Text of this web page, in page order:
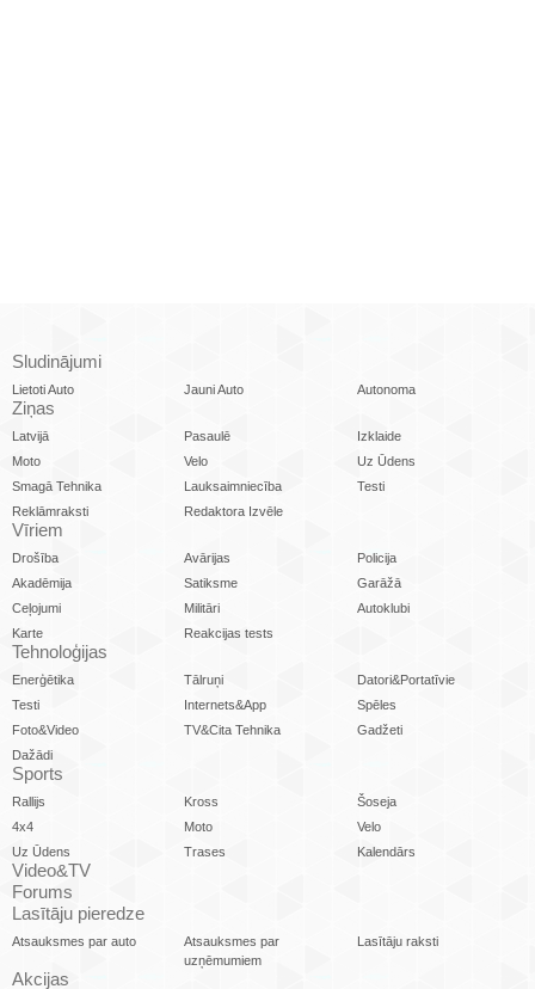
Sludinājumi
Lietoti Auto Jauni Auto Autonoma
Ziņas
Latvijā Pasaulē
Izklaide
Moto
Velo
Uz Ūdens
Smagā Tehnika
Lauksaimniecība
Testi
Reklāmraksti
Redaktora Izvēle
Vīriem
Drošība Avārijas
Policija
Akadēmija
Satiksme
Garāžā
Ceļojumi
Militāri
Autoklubi
Karte
Reakcijas tests
Tehnoloģijas
Enerģētika Tālruņi
Datori&Portatīvie
Testi
Internets&App
Spēles
Foto&Video
TV&Cita Tehnika
Gadžeti
Dažādi
Sports
Rallijs Kross
Šoseja
4x4
Moto
Velo
Uz Ūdens
Trases Kalendārs
Video&TV
Forums
Lasītāju pieredze
Atsauksmes par auto
Atsauksmes par
uzņēmumiem
Lasītāju raksti
Akcijas